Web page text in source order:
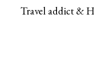
Travel addict &